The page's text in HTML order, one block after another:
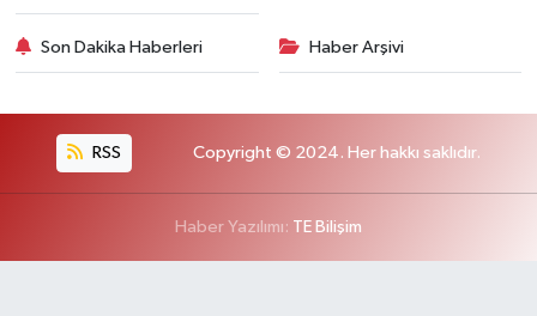
Son Dakika Haberleri Haber Arşivi
RSS Copyright © 2024. Her hakkı saklıdır.
Haber Yazılımı: TE Bilişim